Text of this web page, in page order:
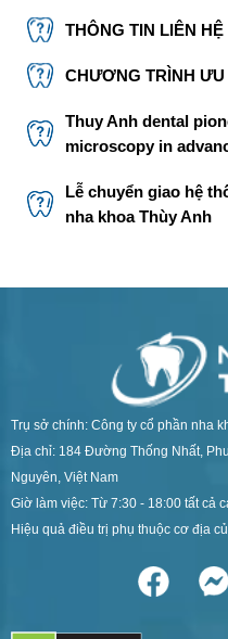
THÔNG TIN LIÊN HỆ
CHƯƠNG TRÌNH
Thuy Anh dental
microscopy in
Lễ chuyển giao hệ
nha khoa Thùy Anh
Trụ sở chính: Công ty cổ phần nha
Địa chỉ: 184 Đường Thống Nhất,
Nguyên, Việt Nam
Giờ làm việc: Từ 7:30 - 18:00 tất cả
Hiệu quả điều trị phụ thuộc cơ địa